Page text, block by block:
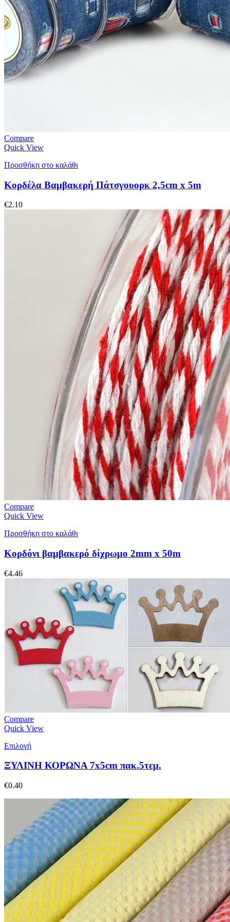
Compare
Quick View
Προσθήκη στο καλάθι
Κορδέλα Βαμβακερή Πάτσγουορκ 2,5cm x 5m
€2.10
Compare
Quick View
Προσθήκη στο καλάθι
Κορδόνι βαμβακερό δίχρωμο 2mm x 50m
€4.46
Compare
Quick View
Επιλογή
ΞΥΛΙΝΗ ΚΟΡΩΝΑ 7x5cm πακ.5τεμ.
€0.40